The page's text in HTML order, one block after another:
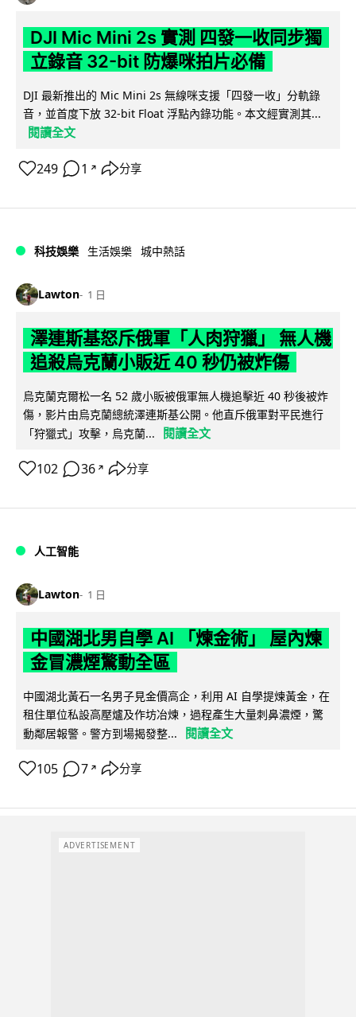
DJI Mic Mini 2s 實測 四發一收同步獨
立錄音 32-bit 防爆咪拍片必備
DJI 最新推出的 Mic Mini 2s 無線咪支援「四發一收」分軌錄
音，並首度下放 32-bit Float 浮點內錄功能。本文經實測其...
閱讀全文
249 1 ↗ 分享
科技娛樂 生活娛樂 城中熱話
Lawton 1 日
澤連斯基怒斥俄軍「人肉狩獵」 無人機
追殺烏克蘭小販近 40 秒仍被炸傷
烏克蘭克爾松一名 52 歲小販被俄軍無人機追擊近 40 秒後被炸
傷，影片由烏克蘭總統澤連斯基公開。他直斥俄軍對平民進行
「狩獵式」攻擊，烏克蘭...
閱讀全文
102 36 ↗ 分享
人工智能
Lawton 1 日
中國湖北男自學 AI 「煉金術」 屋內煉
金冒濃煙驚動全區
中國湖北黃石一名男子見金價高企，利用 AI 自學提煉黃金，在
租住單位私設高壓爐及作坊冶煉，過程產生大量刺鼻濃煙，驚
動鄰居報警。警方到場揭發整...
閱讀全文
105 7 ↗ 分享
ADVERTISEMENT